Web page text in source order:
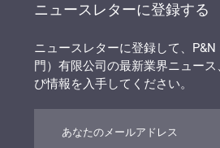
ニュースレターに登録する
ニュースレターに登録して、
門）有限公司の最新業界ニュー
び情報を入手してください。